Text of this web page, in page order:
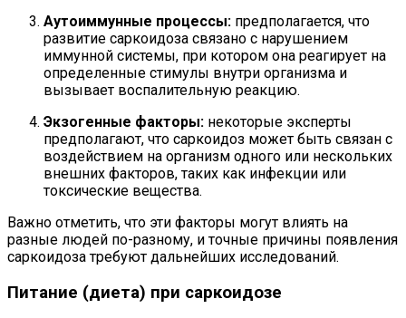
Аутоиммунные процессы: предполагается, что
развитие саркоидоза связано с нарушением
иммунной системы, при котором она реагирует на
определенные стимулы внутри организма и
вызывает воспалительную реакцию.
Экзогенные факторы: некоторые эксперты
предполагают, что саркоидоз может быть связан с
воздействием на организм одного или нескольких
внешних факторов, таких как инфекции или
токсические вещества.
Важно отметить, что эти факторы могут влиять на
разные людей по-разному, и точные причины появления
саркоидоза требуют дальнейших исследований.
Питание (диета) при саркоидозе